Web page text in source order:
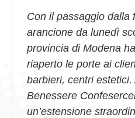
Con il passaggio dalla
arancione da lunedì
provincia di Modena
riaperto le porte ai
barbieri, centri estetici.
Benessere
un’estensione